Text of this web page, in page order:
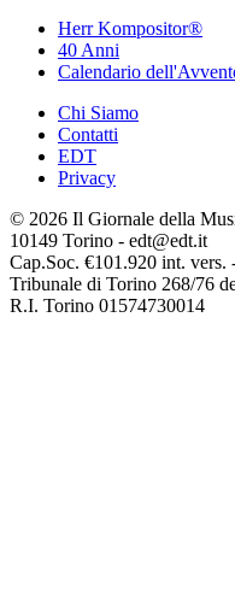
Herr Kompositor®
40 Anni
Calendario
Chi Siamo
Contatti
EDT
Privacy
© 2026 Il Giornale della
10149 Torino - edt@edt.it
Cap.Soc. €101.920 int.
Tribunale di Torino 268/76
R.I. Torino 01574730014